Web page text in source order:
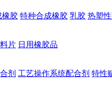
橡胶 特种合成橡胶 乳胶 热塑
片 日用橡胶品
剂 工艺操作系统配合剂 特性